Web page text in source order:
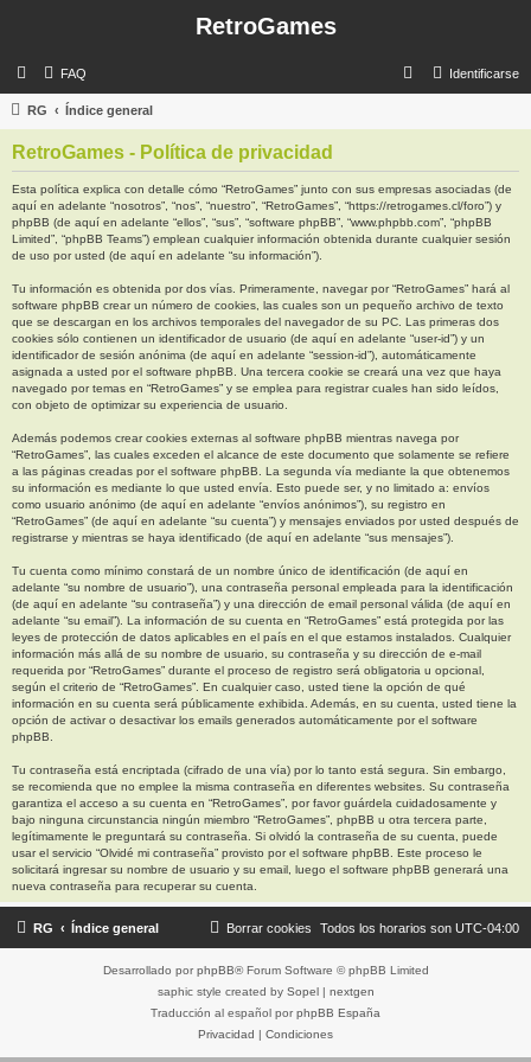
RetroGames
FAQ Identificarse
s
a
r
RG Índice general
RetroGames - Política de privacidad
Esta política explica con detalle cómo “RetroGames” junto con sus empresas asociadas (de
aquí en adelante “nosotros”, “nos”, “nuestro”, “RetroGames”, “https://retrogames.cl/foro”) y
phpBB (de aquí en adelante “ellos”, “sus”, “software phpBB”, “www.phpbb.com”, “phpBB
Limited”, “phpBB Teams”) emplean cualquier información obtenida durante cualquier sesión
de uso por usted (de aquí en adelante “su información”).
Tu información es obtenida por dos vías. Primeramente, navegar por “RetroGames” hará al
software phpBB crear un número de cookies, las cuales son un pequeño archivo de texto
que se descargan en los archivos temporales del navegador de su PC. Las primeras dos
cookies sólo contienen un identificador de usuario (de aquí en adelante “user-id”) y un
identificador de sesión anónima (de aquí en adelante “session-id”), automáticamente
asignada a usted por el software phpBB. Una tercera cookie se creará una vez que haya
navegado por temas en “RetroGames” y se emplea para registrar cuales han sido leídos,
con objeto de optimizar su experiencia de usuario.
Además podemos crear cookies externas al software phpBB mientras navega por
“RetroGames”, las cuales exceden el alcance de este documento que solamente se refiere
a las páginas creadas por el software phpBB. La segunda vía mediante la que obtenemos
su información es mediante lo que usted envía. Esto puede ser, y no limitado a: envíos
como usuario anónimo (de aquí en adelante “envíos anónimos”), su registro en
“RetroGames” (de aquí en adelante “su cuenta”) y mensajes enviados por usted después de
registrarse y mientras se haya identificado (de aquí en adelante “sus mensajes”).
Tu cuenta como mínimo constará de un nombre único de identificación (de aquí en
adelante “su nombre de usuario”), una contraseña personal empleada para la identificación
(de aquí en adelante “su contraseña”) y una dirección de email personal válida (de aquí en
adelante “su email”). La información de su cuenta en “RetroGames” está protegida por las
leyes de protección de datos aplicables en el país en el que estamos instalados. Cualquier
información más allá de su nombre de usuario, su contraseña y su dirección de e-mail
requerida por “RetroGames” durante el proceso de registro será obligatoria u opcional,
según el criterio de “RetroGames”. En cualquier caso, usted tiene la opción de qué
información en su cuenta será públicamente exhibida. Además, en su cuenta, usted tiene la
opción de activar o desactivar los emails generados automáticamente por el software
phpBB.
Tu contraseña está encriptada (cifrado de una vía) por lo tanto está segura. Sin embargo,
se recomienda que no emplee la misma contraseña en diferentes websites. Su contraseña
garantiza el acceso a su cuenta en “RetroGames”, por favor guárdela cuidadosamente y
bajo ninguna circunstancia ningún miembro “RetroGames”, phpBB u otra tercera parte,
legítimamente le preguntará su contraseña. Si olvidó la contraseña de su cuenta, puede
usar el servicio “Olvidé mi contraseña” provisto por el software phpBB. Este proceso le
solicitará ingresar su nombre de usuario y su email, luego el software phpBB generará una
nueva contraseña para recuperar su cuenta.
RG Índice general Todos los horarios son UTC-04:00
Borrar cookies
Desarrollado por phpBB® Forum Software © phpBB Limited
saphic style created by Sopel| nextgen
Traducción al español por phpBB España
Privacidad | Condiciones